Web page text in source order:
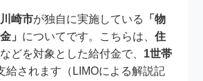
川崎市が独自に実施している
「物
」 についてです。こちらは、住
などを対象とした給付金で、 1世帯
給されます（LIMOによる解説記